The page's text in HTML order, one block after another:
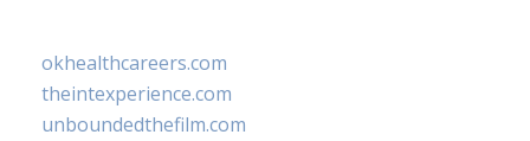
okhealthcareers.com
theintexperience.com
unboundedthefilm.com